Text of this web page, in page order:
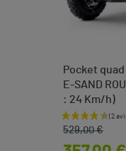
Pocket
E-SAND
: 24 Km/h)
Prix de base
529,00 €
Prix